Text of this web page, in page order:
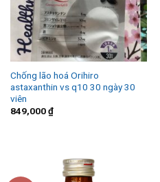
Chống lão hoá Orihiro
astaxanthin vs q10 30 ngày 30
viên
849,000₫